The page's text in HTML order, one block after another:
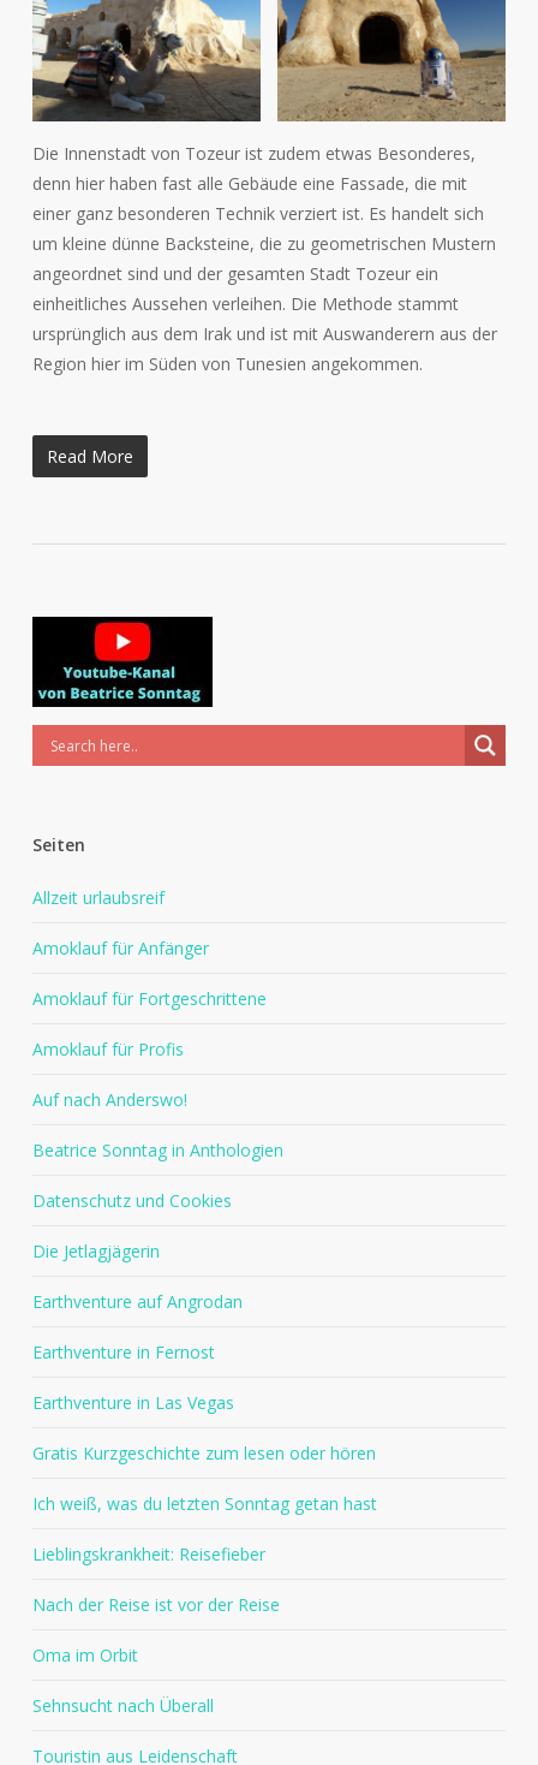
Die Innenstadt von Tozeur ist zudem etwas Besonderes,
denn hier haben fast alle Gebäude eine Fassade, die mit
einer ganz besonderen Technik verziert ist. Es handelt sich
um kleine dünne Backsteine, die zu geometrischen Mustern
angeordnet sind und der gesamten Stadt Tozeur ein
einheitliches Aussehen verleihen. Die Methode stammt
ursprünglich aus dem Irak und ist mit Auswanderern aus der
Region hier im Süden von Tunesien angekommen.
Read More
Seiten
Allzeit urlaubsreif
Amoklauf für Anfänger
Amoklauf für Fortgeschrittene
Amoklauf für Profis
Auf nach Anderswo!
Beatrice Sonntag in Anthologien
Datenschutz und Cookies
Die Jetlagjägerin
Earthventure auf Angrodan
Earthventure in Fernost
Earthventure in Las Vegas
Gratis Kurzgeschichte zum lesen oder hören
Ich weiß, was du letzten Sonntag getan hast
Lieblingskrankheit: Reisefieber
Nach der Reise ist vor der Reise
Oma im Orbit
Sehnsucht nach Überall
Touristin aus Leidenschaft